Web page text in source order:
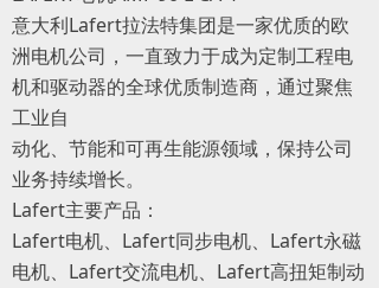
意大利Lafert拉法特集团是一家优质的欧
洲电机公司，一直致力于成为定制工程电
机和驱动器的全球优质制造商，通过聚焦
工业自
动化、节能和可再生能源领域，保持公司
业务持续增长。
Lafert主要产品：
Lafert电机、Lafert同步电机、Lafert永磁
电机、Lafert交流电机、Lafert高扭矩制动